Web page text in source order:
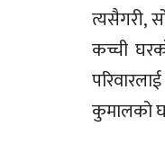
त्यसैगरी,
कच्ची
कुमालको